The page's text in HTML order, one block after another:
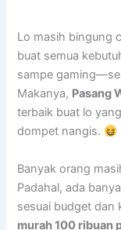
Lo masih bingung
buat semua
sampe
Makanya, Pasang
terbaik buat lo
dompet nangis.
Banyak orang
Padahal, ada
sesuai budget dan
murah 100 ribuan